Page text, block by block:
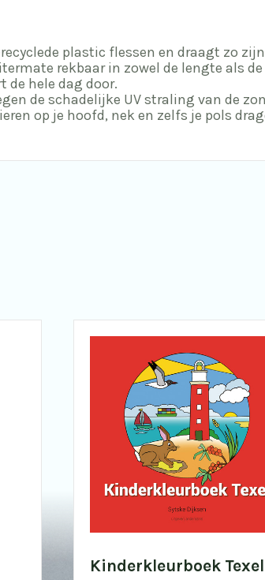
plastic flessen en draagt zo
rekbaar in zowel de lengte als de
de hele dag door.
de schadelijke UV straling van de
op je hoofd, nek en zelfs je pols
Kinderkleurboek Texel